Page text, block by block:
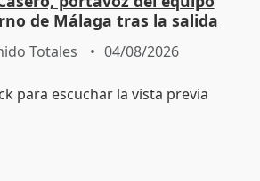
de Málaga tras la salida
Siles
Totales 04/08/2026